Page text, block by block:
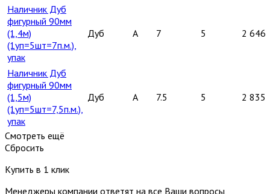
Наличник Дуб
фигурный 90мм
(1,4м)
(1уп=5шт=7п.м.),
упак
Дуб A 7 5 2 646
Наличник Дуб
фигурный 90мм
(1,5м)
(1уп=5шт=7,5п.м.),
упак
Дуб A 7.5 5 2 835
Смотреть ещё
Сбросить
Купить в 1 клик
Менеджеры компании ответят на все Ваши вопросы,